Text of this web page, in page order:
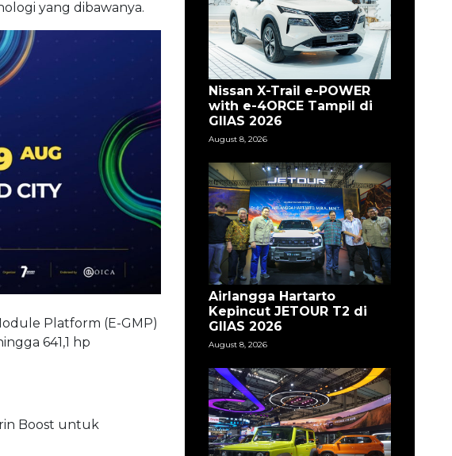
diharapkan dapat
dari mobil
yang dibawanya.
Canter Tempuh 40.000
Km dengan B50, Siapkah
Mitsubishi Fuso?
August 8, 2026
Coba Langsung Deepal
S05 dan Nevo Q05 di
GIIAS 2026, Puas!
August 8, 2026